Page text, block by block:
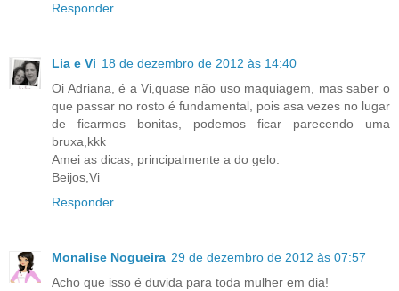
Responder
Lia e Vi 18 de dezembro de 2012 às 14:40
Oi Adriana, é a Vi,quase não uso maquiagem, mas saber o
que passar no rosto é fundamental, pois asa vezes no lugar
de ficarmos bonitas, podemos ficar parecendo uma
bruxa,kkk
Amei as dicas, principalmente a do gelo.
Beijos,Vi
Responder
Monalise Nogueira 29 de dezembro de 2012 às 07:57
Acho que isso é duvida para toda mulher em dia!